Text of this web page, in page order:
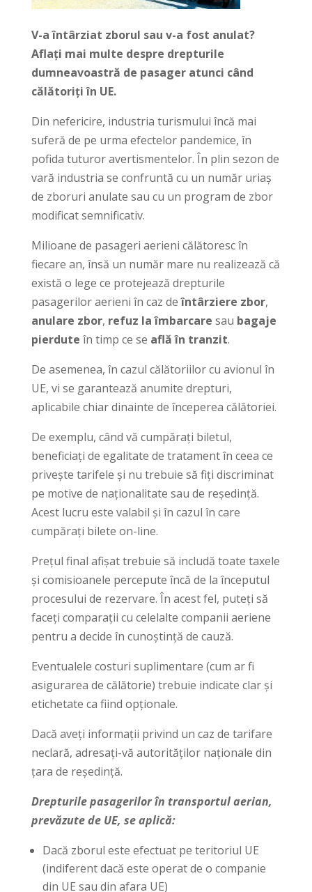
V-a întârziat zborul sau v-a fost anulat?
Aflați mai multe despre drepturile
dumneavoastră de pasager atunci când
călătoriți în UE.
Din nefericire, industria turismului încă mai
suferă de pe urma efectelor pandemice, în
pofida tuturor avertismentelor. În plin sezon de
vară industria se confruntă cu un număr uriaș
de zboruri anulate sau cu un program de zbor
modificat semnificativ.
Milioane de pasageri aerieni călătoresc în
fiecare an, însă un număr mare nu realizează că
există o lege ce protejează drepturile
pasagerilor aerieni în caz deîntârziere zbor,
anulare zbor, refuz la îmbarcare sau bagaje
pierdute în timp ce se află în tranzit.
De asemenea, în cazul călătoriilor cu avionul în
UE, vi se garantează anumite drepturi,
aplicabile chiar dinainte de începerea călătoriei.
De exemplu, când vă cumpărați biletul,
beneficiați de egalitate de tratament în ceea ce
privește tarifele și nu trebuie să fiți discriminat
pe motive de naționalitate sau de reședință.
Acest lucru este valabil și în cazul în care
cumpărați bilete on-line.
Prețul final afișat trebuie să includă toate taxele
și comisioanele percepute încă de la începutul
procesului de rezervare. În acest fel, puteți să
faceți comparații cu celelalte companii aeriene
pentru a decide în cunoștință de cauză.
Eventualele costuri suplimentare (cum ar fi
asigurarea de călătorie) trebuie indicate clar și
etichetate ca fiind opționale.
Dacă aveți informații privind un caz de tarifare
neclară, adresați-vă autorităților naționale din
țara de reședință.
Drepturile pasagerilor în transportul aerian,
prevăzute de UE, se aplică:
Dacă zborul este efectuat pe teritoriul UE
(indiferent dacă este operat de o companie
din UE sau din afara UE)